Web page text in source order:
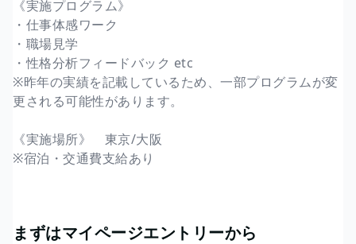
《実施プログラム》
・仕事体感ワーク
・職場見学
・性格分析フィードバック etc
※昨年の実績を記載しているため、一部プログラムが変
更される可能性があります。
《実施場所》 東京/大阪
※宿泊・交通費支給あり
まずはマイページエントリーから